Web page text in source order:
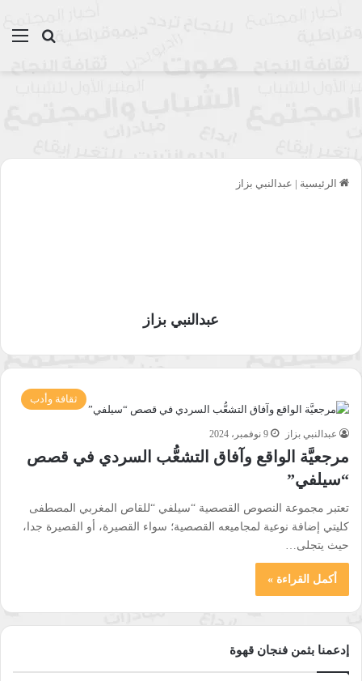
بحث
الرئيسية | عبدالنبي بزاز
عبدالنبي بزاز
ثقافة وأدب
عبدالنبي بزاز 9 نوفمبر، 2024
مرجعيَّة الواقع وآفاق التشعُّب السردي في قصص
“سيلفي”
تعتبر مجموعة النصوص القصصية “سيلفي “للقاص المغربي المصطفى
كليتي إضافة نوعية لمجاميعه القصصية؛ سواء القصيرة، أو القصيرة جدا،
حيث يتجلى…
أكمل القراءة »
إدعمنا بثمن فنجان قهوة